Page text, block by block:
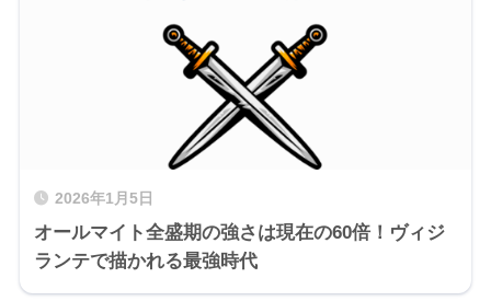
2026年1月5日
オールマイト全盛期の強さは現在の60倍！ヴィジ
ランテで描かれる最強時代